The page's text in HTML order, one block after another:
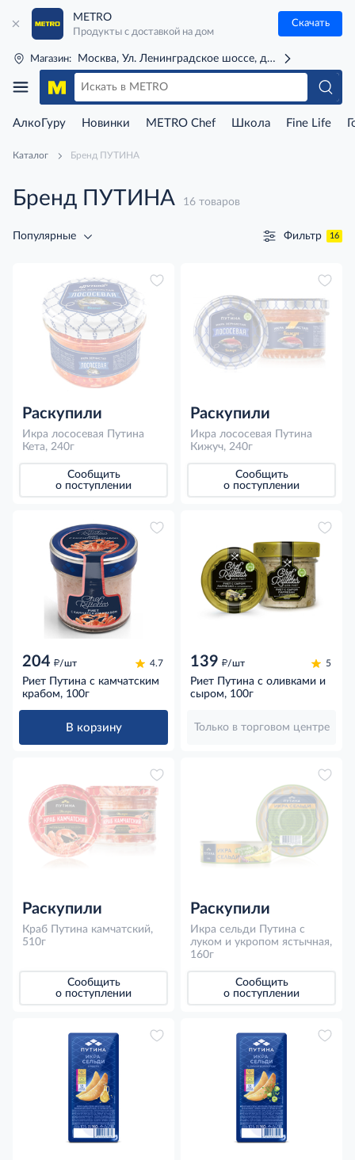
METRO
Продукты с доставкой на дом
Скачать
Магазин: Москва, Ул. Ленинградское шоссе, д. 71Г (м. Речной
АлкоГуру Новинки METRO Chef Школа Fine Life
Каталог Бренд ПУТИНА
Бренд ПУТИНА 16 товаров
Популярные Фильтр 16
Раскупили
Икра лососевая Путина
Кета, 240г
Сообщить
о поступлении
Раскупили
Икра лососевая Путина
Кижуч, 240г
Сообщить
о поступлении
204 д/шт 4.7
Риет Путина с камчатским
крабом, 100г
В корзину
139 д/шт 5
Риет Путина с оливками и
сыром, 100г
Только в торговом центре
Раскупили
Краб Путина камчатский,
510г
Сообщить
о поступлении
Раскупили
Икра сельди Путина с
луком и укропом ястычная,
160г
Сообщить
о поступлении